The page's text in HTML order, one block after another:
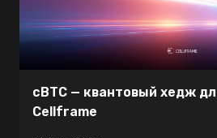
cBTC — квантовый хедж
Cellframe